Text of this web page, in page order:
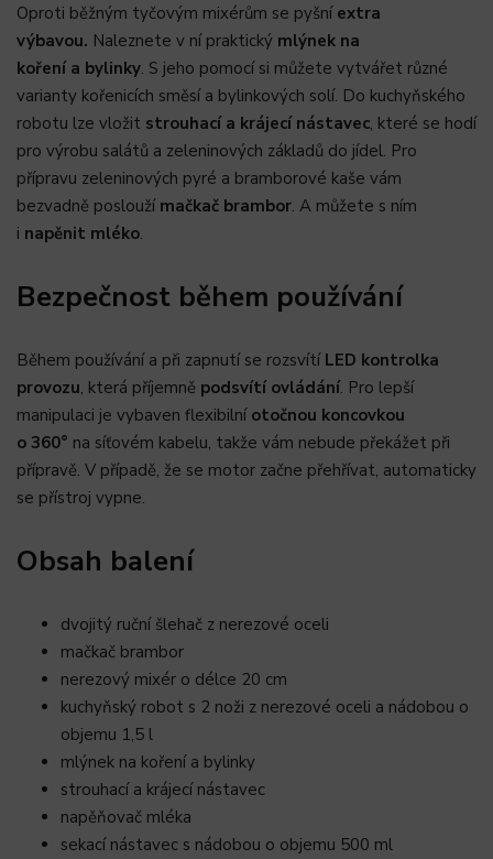
Oproti běžným tyčovým mixérům se pyšní extra
výbavou. Naleznete v ní praktický mlýnek na
koření a bylinky. S jeho pomocí si můžete vytvářet různé
varianty kořenicích směsí a bylinkových solí. Do kuchyňského
robotu lze vložit strouhací a krájecí nástavec, které se hodí
pro výrobu salátů a zeleninových základů do jídel. Pro
přípravu zeleninových pyré a bramborové kaše vám
bezvadně poslouží mačkač brambor. A můžete s ním
i napěnit mléko.
Bezpečnost během používání
Během používání a při zapnutí se rozsvítí LED kontrolka
provozu, která příjemně podsvítí ovládání. Pro lepší
manipulaci je vybaven flexibilní otočnou koncovkou
o 360° na síťovém kabelu, takže vám nebude překážet při
přípravě. V případě, že se motor začne přehřívat, automaticky
se přístroj vypne.
Obsah balení
dvojitý ruční šlehač z nerezové oceli
mačkač brambor
nerezový mixér o délce 20 cm
kuchyňský robot s 2 noži z nerezové oceli a nádobou o
objemu 1,5 l
mlýnek na koření a bylinky
strouhací a krájecí nástavec
napěňovač mléka
sekací nástavec s nádobou o objemu 500 ml